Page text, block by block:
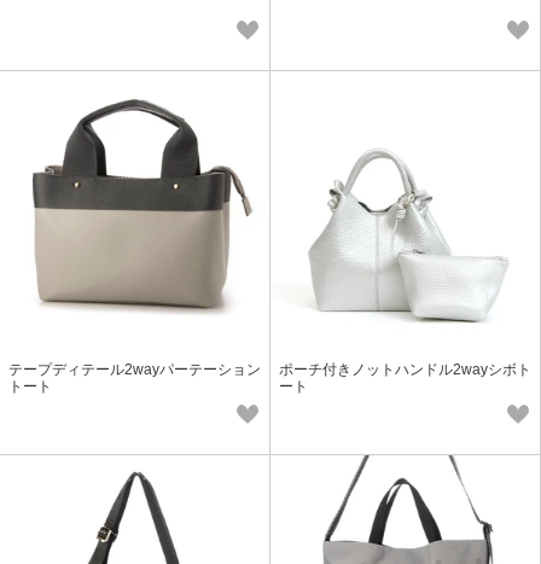
テープディテール2wayパーテーション
トート
ポーチ付きノットハンドル2wayシボト
ート